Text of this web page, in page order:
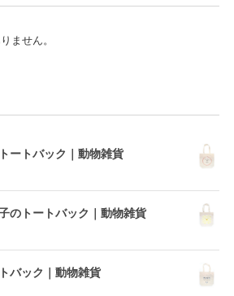
ません。
ートバック｜動物雑貨
のトートバック｜動物雑貨
バック｜動物雑貨